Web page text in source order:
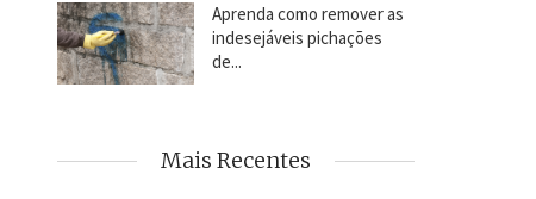
Aprenda como remover as
indesejáveis pichações
de...
Mais Recentes